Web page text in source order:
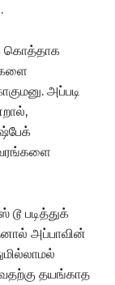
கொத்தாக
அப்படி
படித்துக்
அப்பாவின்
தயங்காத